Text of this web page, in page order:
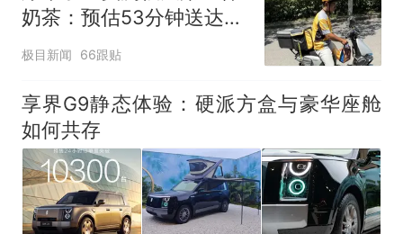
奶茶：预估53分钟送达，
实际耗时92分钟
极目新闻 66跟贴
享界G9静态体验：硬派方盒与豪华座舱
如何共存